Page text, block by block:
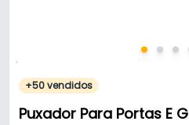
+50 vendidos
Puxador Para Portas E